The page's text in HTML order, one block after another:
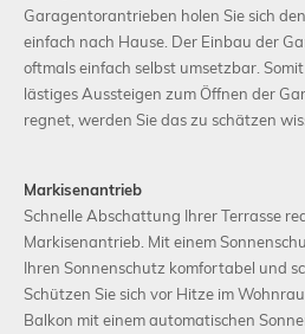
Garagentorantrieben holen Sie sich
einfach nach Hause. Der Einbau der
oftmals einfach selbst umsetzbar.
lästiges Aussteigen zum Öffnen der
regnet, werden Sie das zu schätzen
Markisenantrieb
Schnelle Abschattung Ihrer Terrasse
Markisenantrieb. Mit einem
Ihren Sonnenschutz komfortabel und
Schützen Sie sich vor Hitze im
Balkon mit einem automatischen